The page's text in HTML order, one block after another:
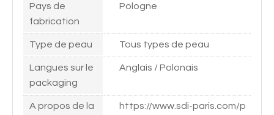
Pays de
fabrication
Pologne
Type de peau Tous types de peau
Langues sur le
packaging
Anglais / Polonais
A propos de la
https://www.sdi-paris.com/p